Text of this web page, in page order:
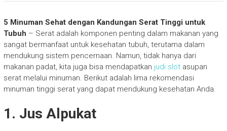
5 Minuman Sehat dengan Kandungan Serat Tinggi untuk
Tubuh – Serat adalah komponen penting dalam makanan yang
sangat bermanfaat untuk kesehatan tubuh, terutama dalam
mendukung sistem pencernaan. Namun, tidak hanya dari
makanan padat, kita juga bisa mendapatkan judi slotasupan
serat melalui minuman. Berikut adalah lima rekomendasi
minuman tinggi serat yang dapat mendukung kesehatan Anda.
1. Jus Alpukat